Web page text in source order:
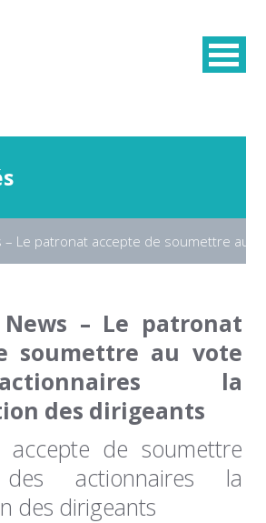
– Le patronat accepte de soumettre au
News – Le patronat
soumettre au vote
la
des dirigeants
accepte de soumettre
actionnaires la
des dirigeants